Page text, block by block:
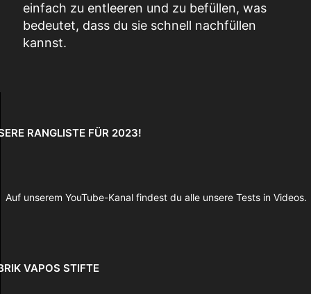
einfach zu entleeren und zu befüllen, was
bedeutet, dass du sie schnell nachfüllen
kannst.
RANGLISTE FÜR 2023!
Auf unserem YouTube-Kanal findest du alle unsere Tests in Videos.
VAPOS STIFTE